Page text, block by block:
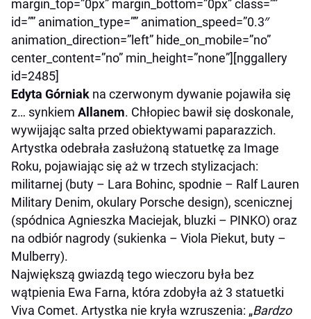
margin_top=”0px” margin_bottom=”0px” class=””
id=”” animation_type=”” animation_speed=”0.3″
animation_direction=”left” hide_on_mobile=”no”
center_content=”no” min_height=”none”][nggallery
id=2485]
Edyta Górniak na czerwonym dywanie pojawiła się
z… synkiem Allanem. Chłopiec bawił się doskonale,
wywijając salta przed obiektywami paparazzich.
Artystka odebrała zasłużoną statuetkę za Image
Roku, pojawiając się aż w trzech stylizacjach:
militarnej (buty – Lara Bohinc, spodnie – Ralf Lauren
Military Denim, okulary Porsche design), scenicznej
(spódnica Agnieszka Maciejak, bluzki – PINKO) oraz
na odbiór nagrody (sukienka – Viola Piekut, buty –
Mulberry).
Największą gwiazdą tego wieczoru była bez
wątpienia Ewa Farna, która zdobyła aż 3 statuetki
Viva Comet. Artystka nie kryła wzruszenia: „Bardzo